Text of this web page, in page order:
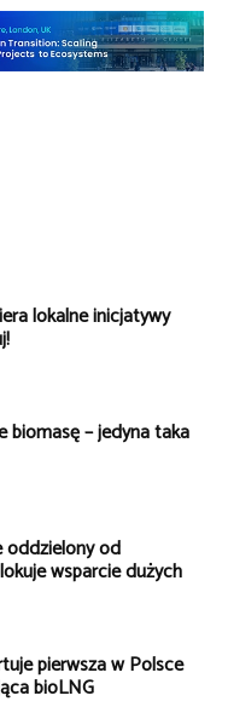
lokalne inicjatywy
biomasę – jedyna taka
od
wsparcie dużych
pierwsza w Polsce
bioLNG